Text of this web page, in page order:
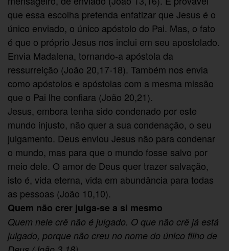
que essa escolha pretenda enfatizar que Jesus é o
único enviado, o único apóstolo do Pai. Mas, o fato
é que o próprio Jesus nos inclui em seu apostolado.
Envia Madalena, tornando-a apóstola da
ressurreição (João 20,17-18). Também nos envia
como apóstolos e apóstolas com a mesma missão
que o Pai lhe confiara (João 20,21).
Jesus, embora tenha sido condenado por este
mundo injusto, não quer a sua condenação, o seu
julgamento. Deus enviou Jesus não para condenar
o mundo, mas para que o mundo fosse salvo por
meio dele. O amor de Deus quer trazer salvação,
isto é, vida eterna, vida em abundância para todas
as pessoas (João 10,10).
Quem não crer julga-se a si mesmo
Quem nele crê não é julgado. O que não crê já está
julgado, porque não creu no nome do único filho de